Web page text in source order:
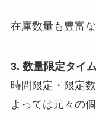
在庫数量も豊富
3. 数量限定タイ
時間限定・限定
よっては元々の